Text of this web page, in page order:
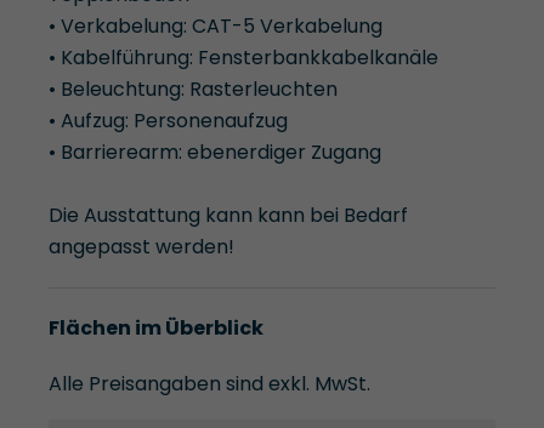
• Verkabelung: CAT-5 Verkabelung
• Kabelführung: Fensterbankkabelkanäle
• Beleuchtung: Rasterleuchten
• Aufzug: Personenaufzug
• Barrierearm: ebenerdiger Zugang
Die Ausstattung kann kann bei Bedarf
angepasst werden!
Flächen im Überblick
Alle Preisangaben sind exkl. MwSt.